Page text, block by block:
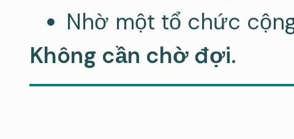
Nhờ một tổ chức
Không cần chờ đợi.